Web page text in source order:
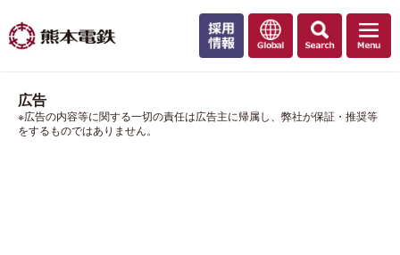
広告
※広告の内容等に関する一切の責任は広告主に帰属し、弊社が保証・推奨等
をするものではありません。